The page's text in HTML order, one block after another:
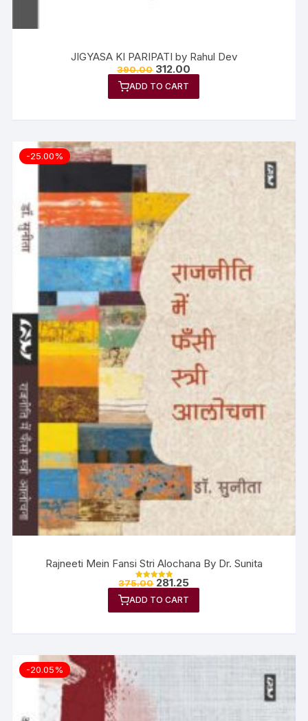
JIGYASA KI PARIPATI by Rahul Dev
390.00 312.00
ADD TO CART
-25.00%
Rajneeti Mein Fansi Stri Alochana By Dr. Sunita
Rated
out of 5
375.00 281.25
ADD TO CART
-20.05%